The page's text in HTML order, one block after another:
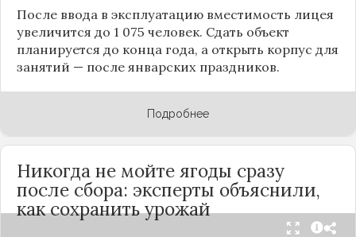
После ввода в эксплуатацию вместимость лицея
увеличится до 1 075 человек. Сдать объект
планируется до конца года, а открыть корпус для
занятий — после январских праздников.
Подробнее
Никогда не мойте ягоды сразу
после сбора: эксперты объяснили,
как сохранить урожай